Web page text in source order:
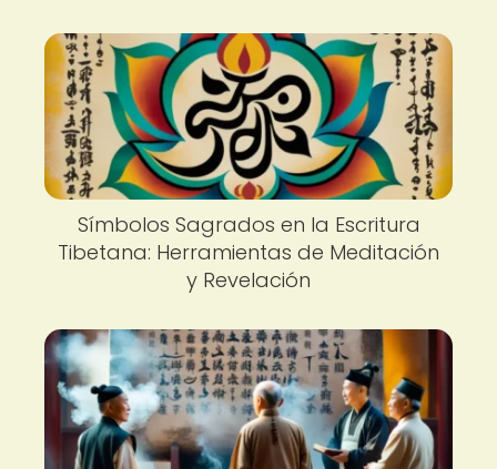
Símbolos Sagrados en la Escritura
Tibetana: Herramientas de Meditación
y Revelación